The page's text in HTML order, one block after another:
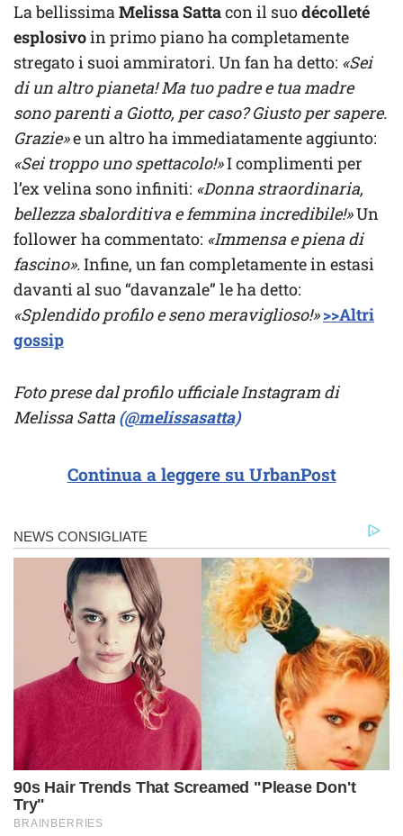
La bellissimaMelissa Sattacon il suodécolleté
esplosivoin primo piano ha completamente
stregato i suoi ammiratori. Un fan ha detto: «Sei
di un altro pianeta! Ma tuo padre e tua madre
sono parenti a Giotto, per caso? Giusto per sapere.
Grazie»e un altro ha immediatamente aggiunto:
«Sei troppo uno spettacolo!»I complimenti per
l’ex velina sono infiniti: «Donna straordinaria,
bellezza sbalorditiva e femmina incredibile!»Un
follower ha commentato: «Immensa e piena di
fascino».Infine, un fan completamente in estasi
davanti al suo “davanzale” le ha detto:
«Splendido profilo e seno meraviglioso!» >>Altri
gossip
Foto prese dal profilo ufficiale Instagram di
Melissa Satta (@melissasatta)
Continua a leggere su UrbanPost